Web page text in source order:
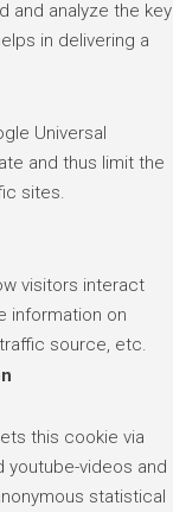
and analyze the key
in delivering a
Universal
and thus limit the
sites.
visitors interact
information on
source, etc.
this cookie via
youtube-videos and
statistical